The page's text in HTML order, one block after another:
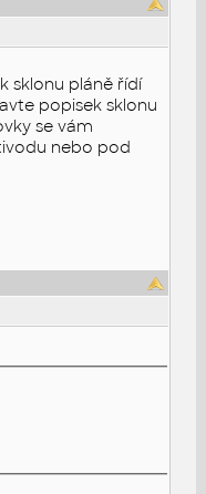
sklonu pláně řídí
popisek sklonu
se vám
nebo pod